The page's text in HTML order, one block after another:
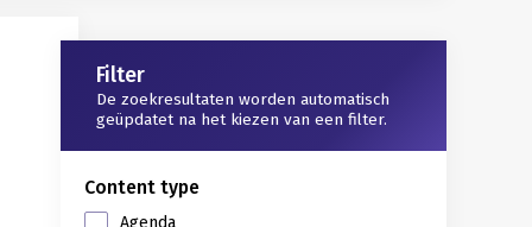
Gerelateerd
Filter
De zoekresultaten worden automatisch
geüpdatet na het kiezen van een filter.
Content type
Agenda